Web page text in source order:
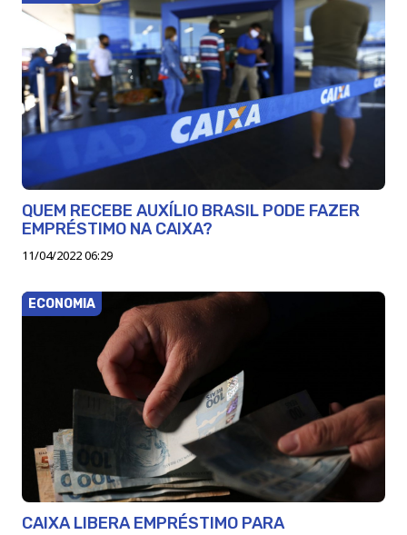
QUEM RECEBE AUXÍLIO BRASIL PODE FAZER
EMPRÉSTIMO NA CAIXA?
11/04/2022 06:29
ECONOMIA
CAIXA LIBERA EMPRÉSTIMO PARA